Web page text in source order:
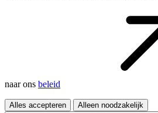
naar ons beleid
Alles accepteren Alleen noodzakelijk